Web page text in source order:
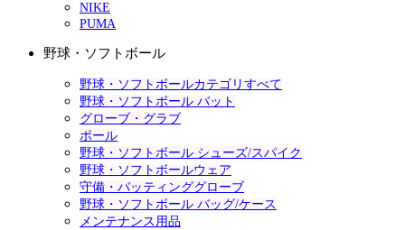
NIKE
PUMA
野球・ソフトボール
野球・ソフトボールカテゴリすべて
野球・ソフトボール バット
グローブ・グラブ
ボール
野球・ソフトボール シューズ/スパイク
野球・ソフトボールウェア
守備・バッティンググローブ
野球・ソフトボール バッグ/ケース
メンテナンス用品